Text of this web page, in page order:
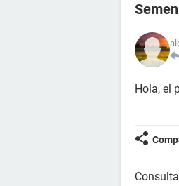
Hola, el